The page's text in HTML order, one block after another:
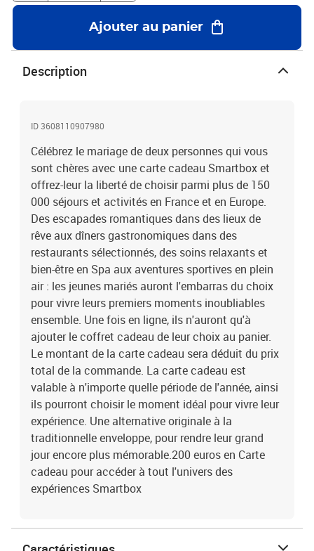
Carte cadeau pour accéder à tout l'univers des expériences
Ajouter au panier
Description
ID 3608110907980
Célébrez le mariage de deux personnes qui vous
sont chères avec une carte cadeau Smartbox et
offrez-leur la liberté de choisir parmi plus de 150
000 séjours et activités en France et en Europe.
Des escapades romantiques dans des lieux de
rêve aux dîners gastronomiques dans des
restaurants sélectionnés, des soins relaxants et
bien-être en Spa aux aventures sportives en plein
air : les jeunes mariés auront l'embarras du choix
pour vivre leurs premiers moments inoubliables
ensemble. Une fois en ligne, ils n'auront qu'à
ajouter le coffret cadeau de leur choix au panier.
Le montant de la carte cadeau sera déduit du prix
total de la commande. La carte cadeau est
valable à n'importe quelle période de l'année, ainsi
ils pourront choisir le moment idéal pour vivre leur
expérience. Une alternative originale à la
traditionnelle enveloppe, pour rendre leur grand
jour encore plus mémorable.200 euros en Carte
cadeau pour accéder à tout l'univers des
expériences Smartbox